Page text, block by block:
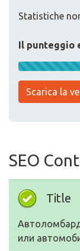
Statistiche
Il punteggio
Scarica la
SEO
Title
или